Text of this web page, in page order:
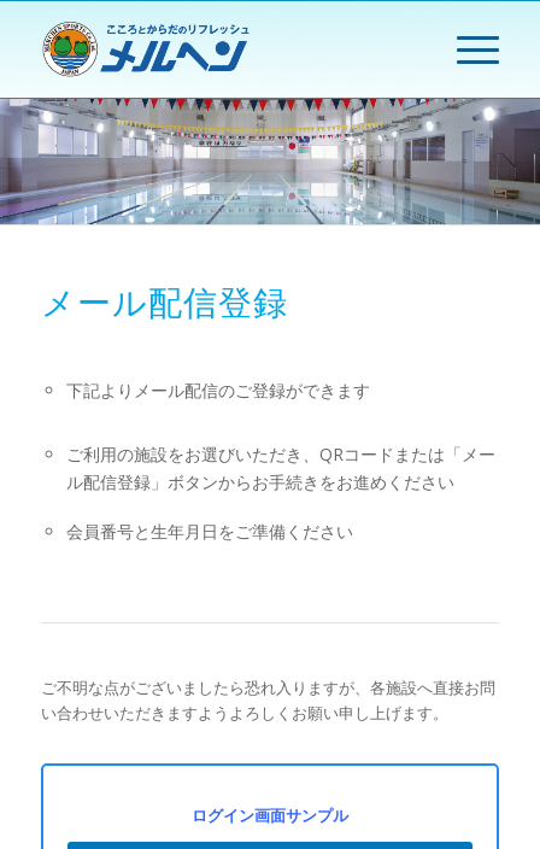
メール配信登録
下記よりメール配信のご登録ができます
ご利用の施設をお選びいただき、QRコードまたは「メー
ル配信登録」ボタンからお手続きをお進めください
会員番号と生年月日をご準備ください
ご不明な点がございましたら恐れ入りますが、各施設へ直接お問
い合わせいただきますようよろしくお願い申し上げます。
ログイン画面サンプル